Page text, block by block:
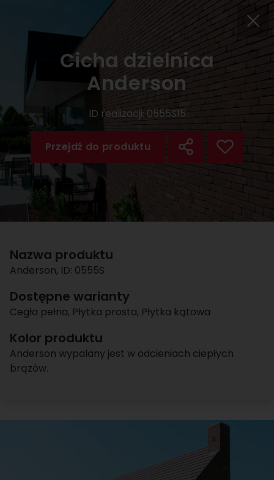
Cicha dzielnica
Anderson
ID realizacji: 0555S15
Przejdź do produktu
Nazwa produktu
Anderson, ID: 0555S
Dostępne warianty
Cegła pełna, Płytka prosta, Płytka kątowa
Kolor produktu
Anderson wypalany jest w odcieniach ciepłych
brązów.